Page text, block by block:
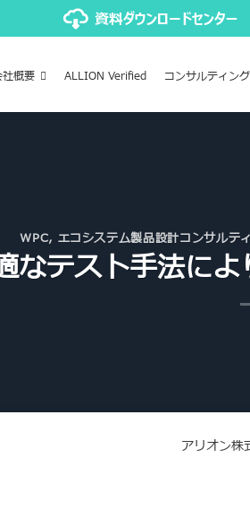
社概要 ALLION Verified コンサルティン
WPC, エコシステム製品設計コンサルテ
なテスト手法に
アリオン株